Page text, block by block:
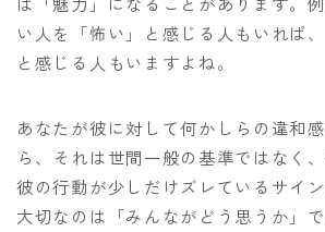
い人を「怖い」と感じる人もいれば
と感じる人もいますよね。
あなたが彼に対して何かしらの違和
ら、それは世間一般の基準ではなく
彼の行動が少しだけズレているサイ
大切なのは「みんながどう思うか」